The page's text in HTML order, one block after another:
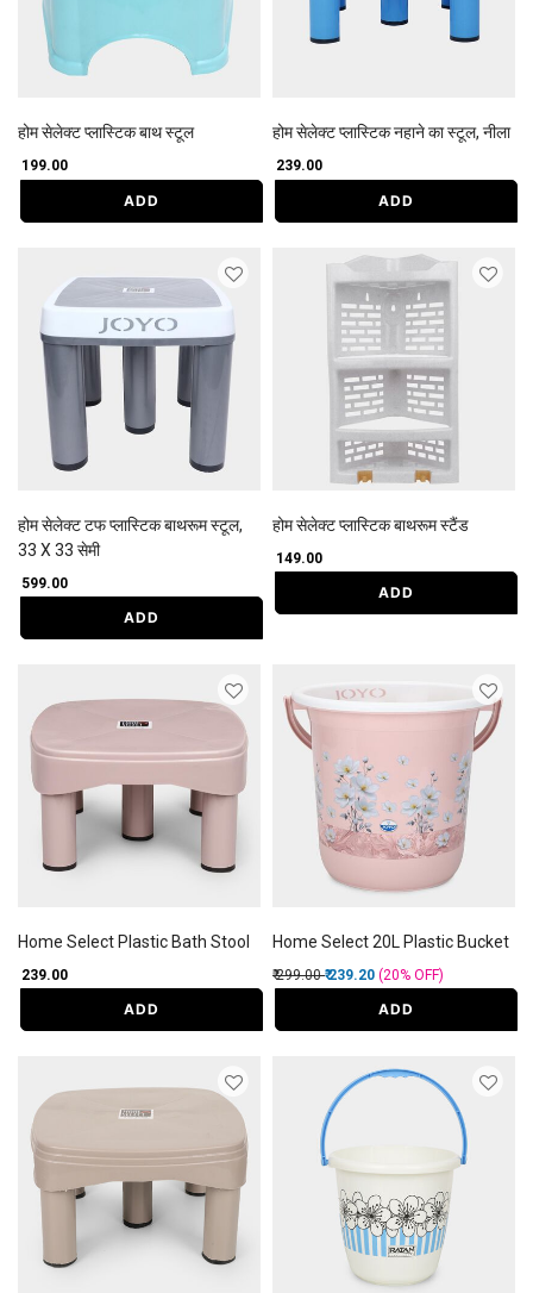
होम सेलेक्ट प्लास्टिक बाथ स्टूल
₹ 199.00
ADD
होम सेलेक्ट प्लास्टिक नहाने का स्टूल, नीला
₹ 239.00
ADD
होम सेलेक्ट टफ प्लास्टिक बाथरूम स्टूल,
33 X 33 सेमी
₹ 599.00
ADD
होम सेलेक्ट प्लास्टिक बाथरूम स्टैंड
₹ 149.00
ADD
Home Select Plastic Bath Stool
₹ 239.00
ADD
Home Select 20L Plastic Bucket
Price reduced from
₹ 299.00to
₹ 239.20 (20% OFF)
ADD